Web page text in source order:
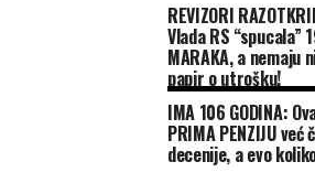
REVIZORI
Vlada RS “spucala”
MARAKA, a nemaju
papir o utrošku!
IMA 106 GODINA:
PRIMA PENZIJU
decenije, a evo